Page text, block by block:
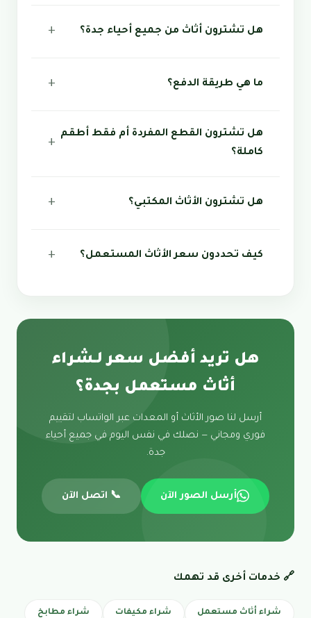
هل تشترون أثاث من جميع أحياء جدة؟
ما هي طريقة الدفع؟
هل تشترون القطع المفردة أم فقط أطقم
كاملة؟
هل تشترون الأثاث المكتبي؟
كيف تحددون سعر الأثاث المستعمل؟
هل تريد أفضل سعر لـشراء
أثاث مستعمل بجدة؟
أرسل لنا صور الأثاث أو المعدات عبر الواتساب لتقييم
فوري ومجاني — نصلك في نفس اليوم في جميع أحياء
جدة.
أرسل الصور الآن 📞 اتصل الآن
🔗 خدمات أخرى قد تهمك
شراء أثاث مستعمل شراء مكيفات شراء مطابخ